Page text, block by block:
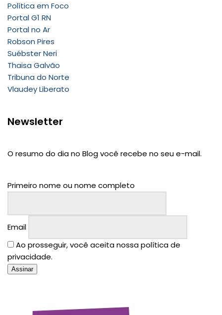
Política em Foco
Portal G1 RN
Portal no Ar
Robson Pires
Suébster Neri
Thaisa Galvão
Tribuna do Norte
Vlaudey Liberato
Newsletter
O resumo do dia no Blog você recebe no seu e-mail.
Primeiro nome ou nome completo
Email
Ao prosseguir, você aceita nossa política de
privacidade.